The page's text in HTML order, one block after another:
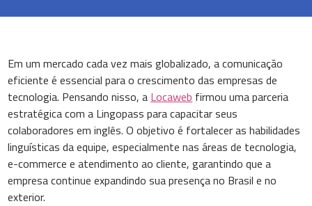
Em um mercado cada vez mais globalizado, a comunicação
eficiente é essencial para o crescimento das empresas de
tecnologia. Pensando nisso, a Locaweb firmou uma parceria
estratégica com a Lingopass para capacitar seus
colaboradores em inglês. O objetivo é fortalecer as habilidades
linguísticas da equipe, especialmente nas áreas de tecnologia,
e-commerce e atendimento ao cliente, garantindo que a
empresa continue expandindo sua presença no Brasil e no
exterior.